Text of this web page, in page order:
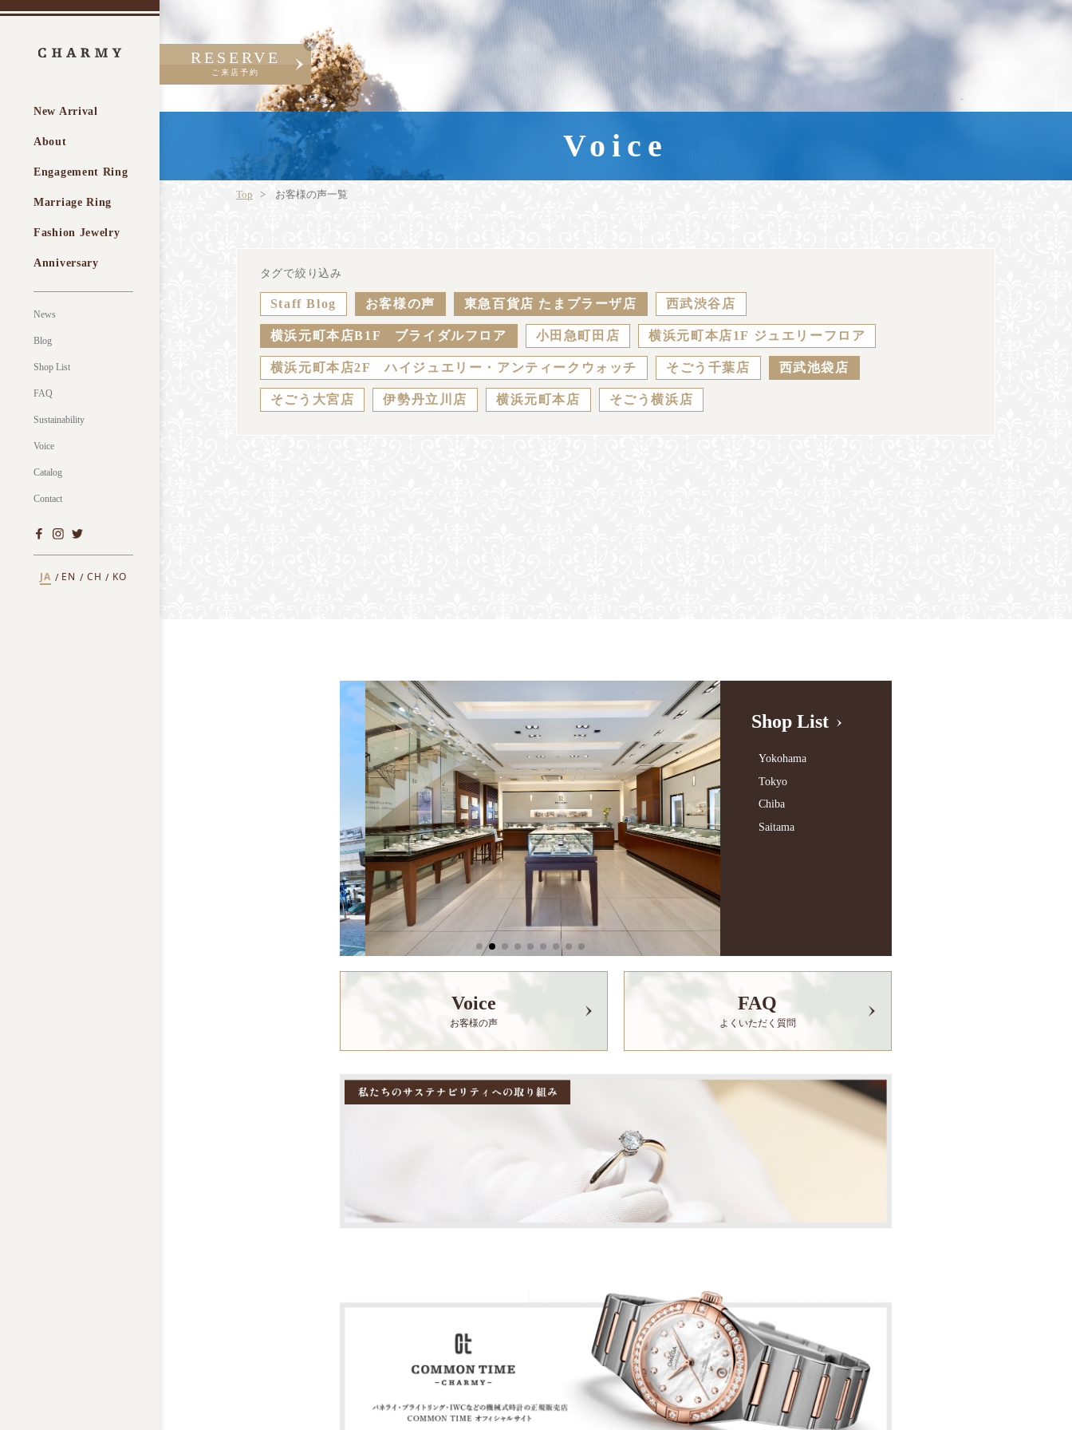
New Arrival
About
Engagement Ring
Marriage Ring
Fashion Jewelry
Anniversary
News
Blog
Shop List
FAQ
Sustainability
Voice
Catalog
Contact
JA EN CH KO
RESERVE
ご来店予約
Voice
Top お客様の声一覧
タグで絞り込み
Staff Blog お客様の声 東急百貨店 たまプラーザ店 西武渋谷店
横浜元町本店B1F ブライダルフロア 小田急町田店 横浜元町本店1F ジュエリーフロア
横浜元町本店2F ハイジュエリー・アンティークウォッチ そごう千葉店 西武池袋店
そごう大宮店 伊勢丹立川店 横浜元町本店 そごう横浜店
Shop List
Yokohama
Tokyo
Chiba
Saitama
Voice
お客様の声
FAQ
よくいただく質問